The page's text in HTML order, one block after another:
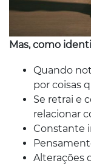
Mas, como
Quando
por coisas
Se retrai e
relacionar
Constante
Alterações